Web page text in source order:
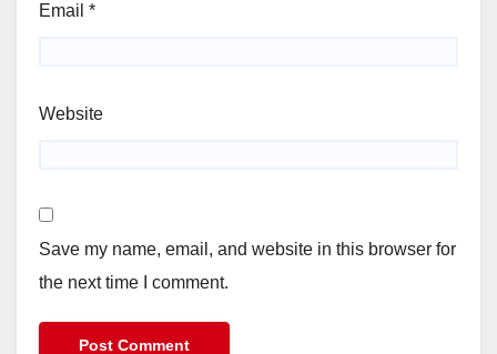
Email *
Website
Save my name, email, and website in this browser for
the next time I comment.